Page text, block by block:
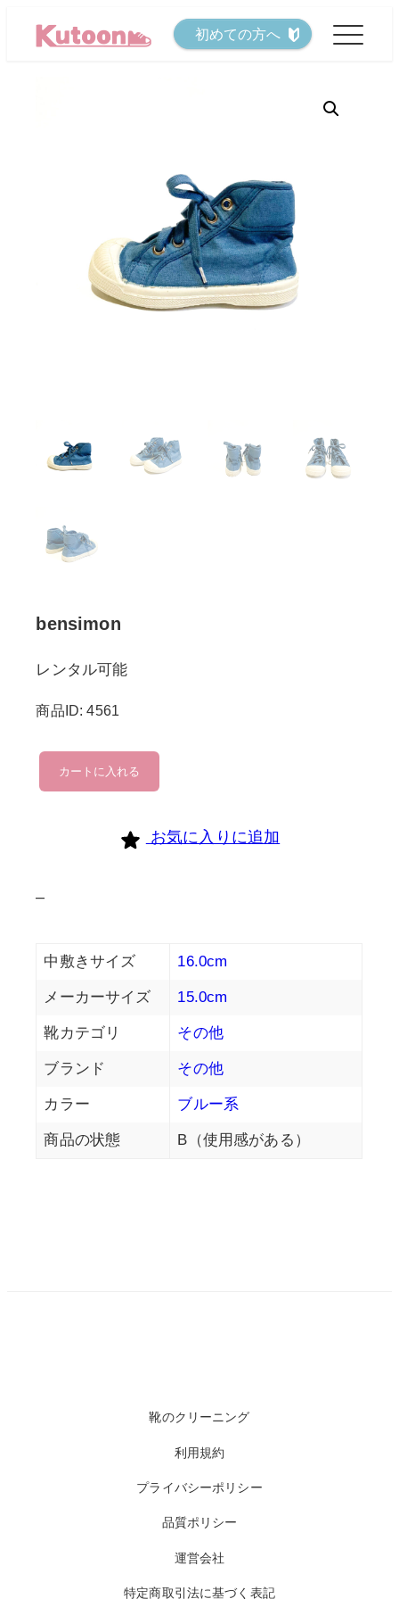
初めての方へ
bensimon
レンタル可能
商品ID: 4561
bensimon
個
カートに入れる
お気に入りに追加
–
中敷きサイズ 16.0cm
メーカーサイズ 15.0cm
靴カテゴリ その他
ブランド その他
カラー ブルー系
商品の状態 B（使用感がある）
靴のクリーニング
利用規約
プライバシーポリシー
品質ポリシー
運営会社
特定商取引法に基づく表記